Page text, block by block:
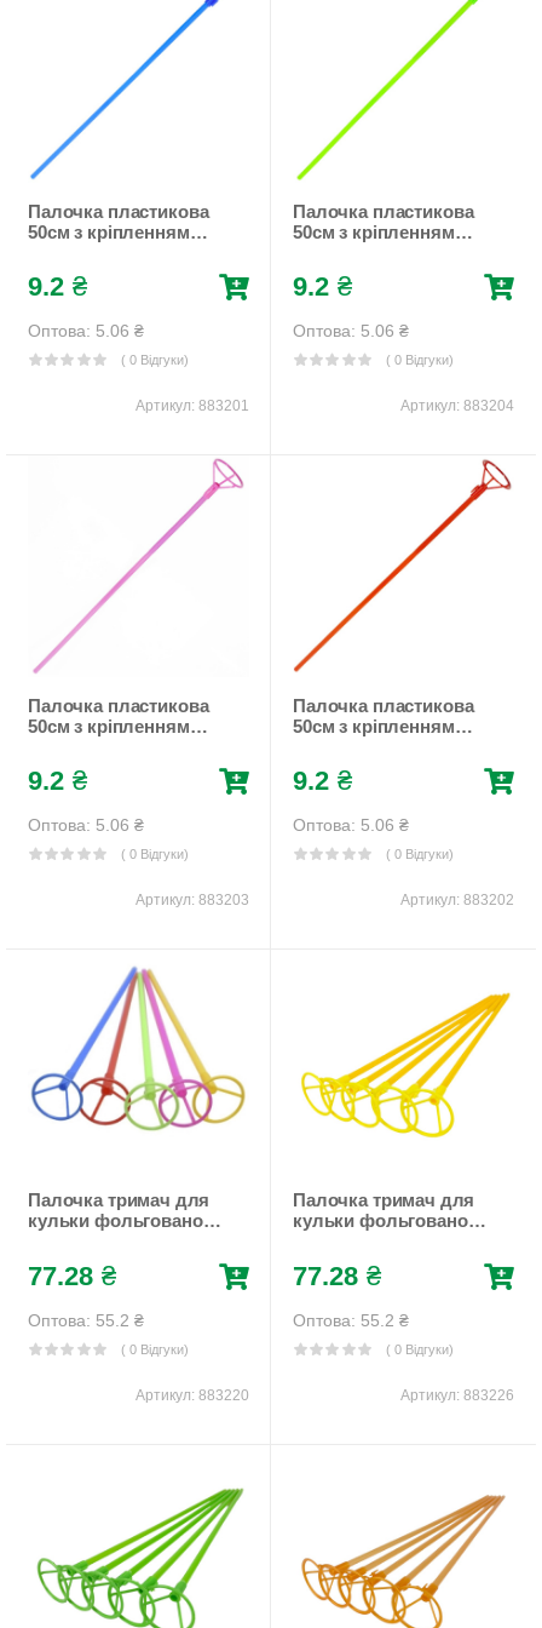
Палочка пластикова
50см з кріпленням
кульки, 50шт/уп Синій
Pelican (883201)
9.2 ₴
Оптова: 5.06 ₴
( 0 Відгуки)
Артикул: 883201
Палочка пластикова
50см з кріпленням
кульки, 50шт/уп
Зелений Pelican
9.2 ₴
Оптова: 5.06 ₴
( 0 Відгуки)
Артикул: 883204
Палочка пластикова
50см з кріпленням
кульки, 50шт/уп
Рожевий Pelican
9.2 ₴
Оптова: 5.06 ₴
( 0 Відгуки)
Артикул: 883203
Палочка пластикова
50см з кріпленням
кульки, 50шт/уп
Червоний Pelican
9.2 ₴
Оптова: 5.06 ₴
( 0 Відгуки)
Артикул: 883202
Палочка тримач для
кульки фольгованої
,10шт/уп (883220)
77.28 ₴
Оптова: 55.2 ₴
( 0 Відгуки)
Артикул: 883220
Палочка тримач для
кульки фольгованої
Жовтий Unison
(883226)
77.28 ₴
Оптова: 55.2 ₴
( 0 Відгуки)
Артикул: 883226